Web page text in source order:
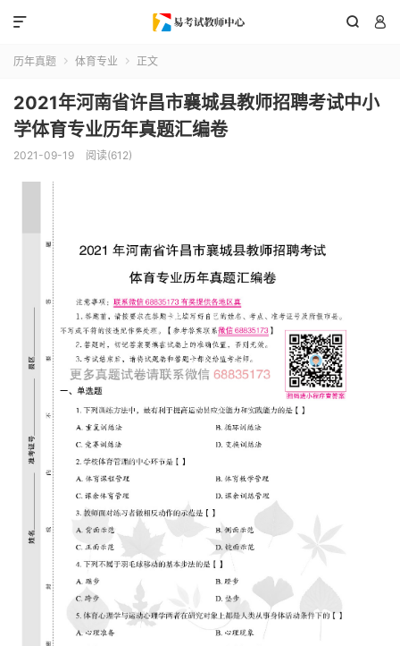
 

历年真题  体育专业  正文
2021年河南省许昌市襄城县教师招聘考试中小
学体育专业历年真题汇编卷
2021-09-19 阅读(612)